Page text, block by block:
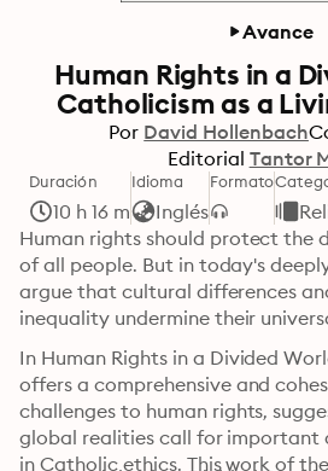
Avance
Human Rights in a
Catholicism as a
Por David Hollenbach
Editorial Tantor
Duración
10 h 16 m
Idioma
Inglés
Formato
Human rights should protect the
of all people. But in today's
argue that cultural differences
inequality undermine their
In Human Rights in a Divided
offers a comprehensive and
challenges to human rights,
global realities call for important
in Catholic ethics. This work of